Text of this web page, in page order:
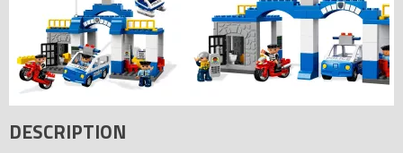
DESCRIPTION